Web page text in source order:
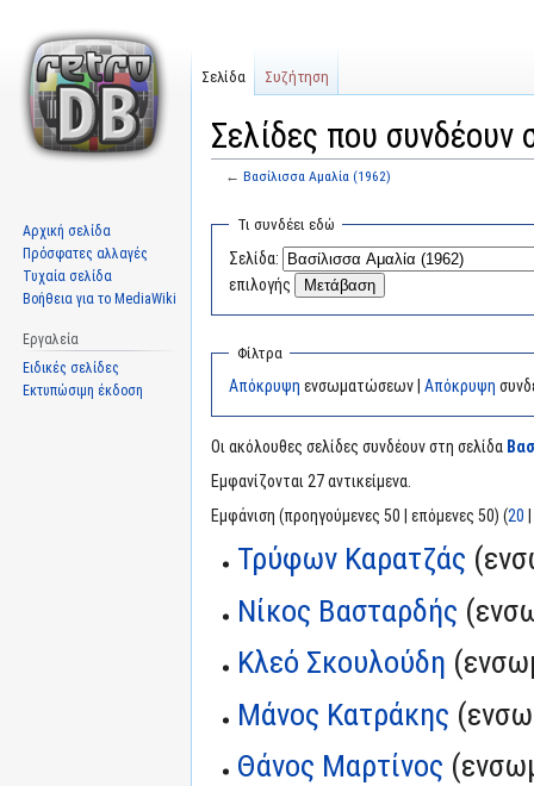
Σελίδες που συνδέουν
← Βασίλισσα Αμαλία (1962)
Μετάβαση
πλοήγηση
Πήδηση
αναζήτηση
Τι συνδέει εδώ
Σελίδα:
επιλογής
Φίλτρα
Απόκρυψη ενσωματώσεων | Απόκρυψη
Οι ακόλουθες σελίδες συνδέουν στη σελίδα
Εμφανίζονται 27 αντικείμενα.
Εμφάνιση (προηγούμενες 50 | επόμενες 50) (20
Τρύφων Καρατζάς
Νίκος Βασταρδής
Κλεό Σκουλούδη
Μάνος Κατράκης
Θάνος Μαρτίνος
Σελίδα Συζήτηση
Αρχική σελίδα
Πρόσφατες αλλαγές
Τυχαία σελίδα
Βοήθεια για το MediaWiki
Εργαλεία
Ειδικές σελίδες
Εκτυπώσιμη έκδοση